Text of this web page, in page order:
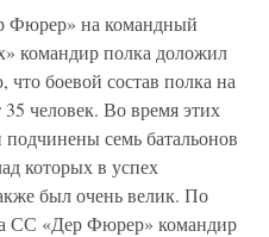
Фюрер» на командный
командир полка доложил
боевой состав полка на
человек. Во время этих
семь батальонов
которых в успех
был очень велик. По
СС «Дер Фюрер» командир